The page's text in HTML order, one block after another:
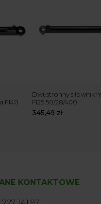
FI40
Dwustronny siłownik
FI25 50/28/400
345,49 zł
KONTAKTOWE